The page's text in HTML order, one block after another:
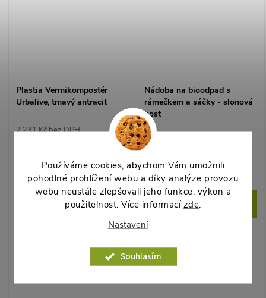
Používáme cookies, abychom Vám umožnili
pohodlné prohlížení webu a díky analýze provozu
webu neustále zlepšovali jeho funkce, výkon a
použitelnost. Více informací zde.
Nastavení
Souhlasím
Plastia Vermikompostér
Urbalive, tmavý antracit
2 231 Kč bez DPH
DO KOŠÍKU
URBALIVE – proměňte
doma.
Nádoba na bioodpad s
rámečkem a sáčky - slonová
kost
330 Kč bez DPH
Dostupné - odeslání do týdne
DO KOŠÍKU
Nádoba na bioodpad rovnou
s rámečkem a 5 sáčky.
Plastia 3,1 l, slonová kost –